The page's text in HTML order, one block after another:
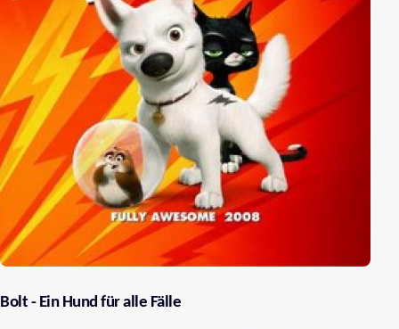
Bolt - Ein Hund für alle Fälle